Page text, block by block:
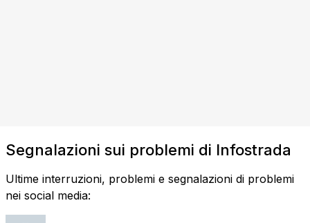
Segnalazioni sui problemi di Infostrada
Ultime interruzioni, problemi e segnalazioni di problemi
nei social media: